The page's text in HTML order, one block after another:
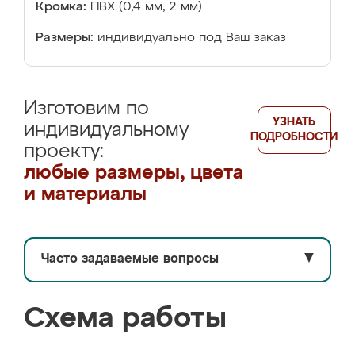
Кромка: ПВХ (0,4 мм, 2 мм)
Размеры: индивидуально под Ваш заказ
Изготовим по
индивидуальному
проекту:
любые размеры, цвета
и материалы
УЗНАТЬ
ПОДРОБНОСТИ
Часто задаваемые вопросы ▼
Схема работы